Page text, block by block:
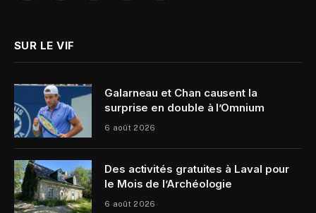
SUR LE VIF
Galarneau et Chan causent la
surprise en double à l’Omnium
6 août 2026
Des activités gratuites à Laval pour
le Mois de l’Archéologie
6 août 2026